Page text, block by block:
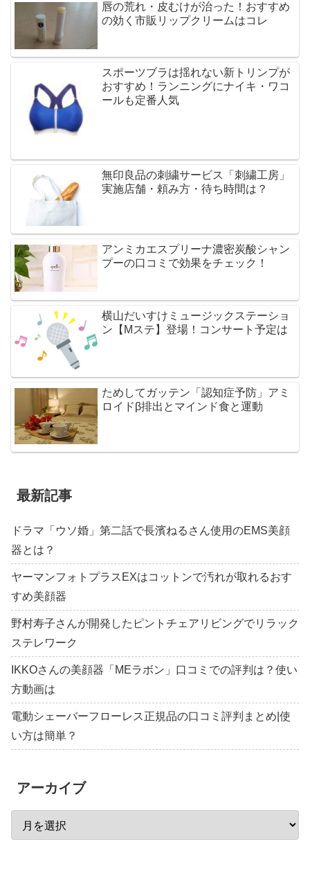
唇の荒れ・皮むけが治った！おすすめ
の効く市販リップクリームはコレ
スポーツブラは揺れない新トリンプが
おすすめ！ランニングにナイキ・ワコ
ールも定番人気
無印良品の刺繍サービス「刺繍工房」
実施店舗・頼み方・待ち時間は？
アンミカエスプリーナ濃密炭酸シャン
プーの口コミで効果をチェック！
横山だいすけミュージックステーショ
ン【Mステ】登場！コンサート予定は
ためしてガッテン「認知症予防」アミ
ロイドβ排出とマインド食と運動
最新記事
ドラマ「ウソ婚」第二話で長濱ねるさん使用のEMS美顔
器とは？
ヤーマンフォトプラスEXはコットンで汚れが取れるおす
すめ美顔器
野村寿子さんが開発したピントチェアリビングでリラック
ステレワーク
IKKOさんの美顔器「MEラボン」口コミでの評判は？使い
方動画は
電動シェーバーフローレス正規品の口コミ評判まとめ|使
い方は簡単？
アーカイブ